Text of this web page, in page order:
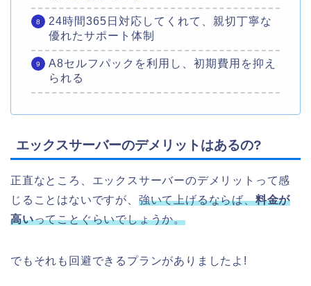
24時間365日対応してくれて、親切丁寧な
優れたサポート体制
A8セルフパックを利用し、初期費用を抑え
られる
エックスサーバーのデメリットはあるの?
正直なところ、エックスサーバーのデメリットって感
じることはないですが、 強いて上げるならば、料金が
高いってことぐらいでしょうか。
でもそれも回避できるプランがありましたよ!